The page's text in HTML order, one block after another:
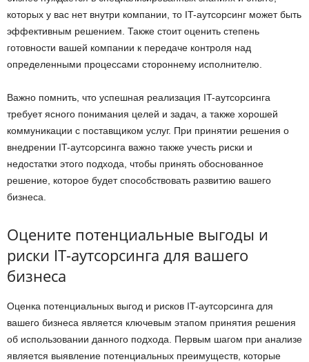
которых у вас нет внутри компании, то IT-аутсорсинг может быть
эффективным решением. Также стоит оценить степень
готовности вашей компании к передаче контроля над
определенными процессами стороннему исполнителю.
Важно помнить, что успешная реализация IT-аутсорсинга
требует ясного понимания целей и задач, а также хорошей
коммуникации с поставщиком услуг. При принятии решения о
внедрении IT-аутсорсинга важно также учесть риски и
недостатки этого подхода, чтобы принять обоснованное
решение, которое будет способствовать развитию вашего
бизнеса.
Оцените потенциальные выгоды и
риски IT-аутсорсинга для вашего
бизнеса
Оценка потенциальных выгод и рисков IT-аутсорсинга для
вашего бизнеса является ключевым этапом принятия решения
об использовании данного подхода. Первым шагом при анализе
является выявление потенциальных преимуществ, которые